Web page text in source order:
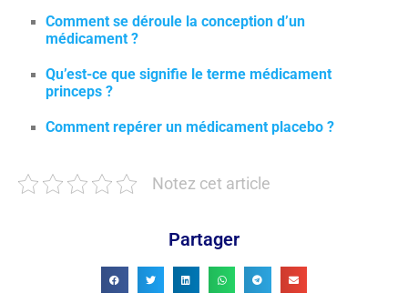
Comment se déroule la conception d’un
médicament ?
Qu’est-ce que signifie le terme médicament
princeps ?
Comment repérer un médicament placebo ?
Notez cet article
Partager